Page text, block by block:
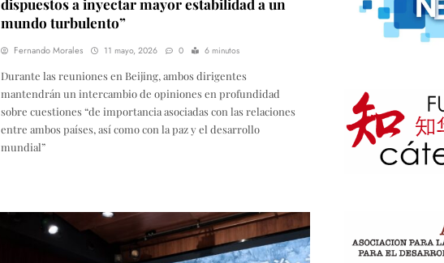
dispuestos a inyectar mayor estabilidad a un
mundo turbulento”
Fernando Morales 11 mayo, 2026 0 6 minutos
Durante las reuniones en Beijing, ambos dirigentes
mantendrán un intercambio de opiniones en profundidad
sobre cuestiones “de importancia asociadas con las relaciones
entre ambos países, así como con la paz y el desarrollo
mundial”